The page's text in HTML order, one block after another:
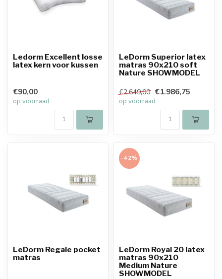
Ledorm Excellent losse
latex kern voor kussen
€90,00
op voorraad
LeDorm Superior latex
matras 90x210 soft
Nature SHOWMODEL
€2.649,00 €1.986,75
op voorraad
LeDorm Regale pocket
matras
-42%
LeDorm Royal 20 latex
matras 90x210
Medium Nature
SHOWMODEL